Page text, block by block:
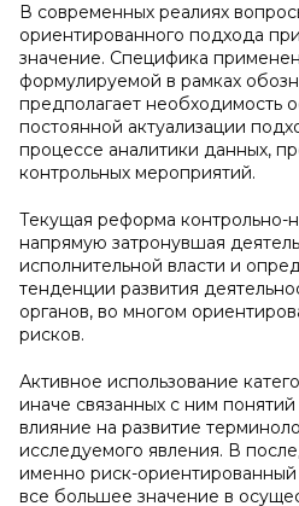
В современных реалиях
ориентированного подхода
значение. Специфика
формулируемой в рамках
предполагает необходимость
постоянной актуализации
процессе аналитики данных,
контрольных мероприятий.
Текущая реформа контрольно-
напрямую затронувшая
исполнительной власти и
тенденции развития
органов, во многом
рисков.
Активное использование
иначе связанных с ним
влияние на развитие
исследуемого явления. В
именно риск-
все большее значение в